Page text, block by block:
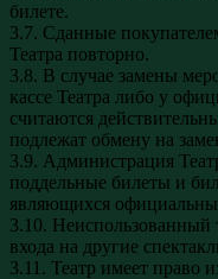
билете.
3.7. Сданные
Театра повторно.
3.8. В случае замены
кассе Театра либо у
считаются
подлежат обмену на
3.9. Администрация
поддельные билеты и
являющихся
3.10. Неиспользованный
входа на другие
3.11. Театр имеет право